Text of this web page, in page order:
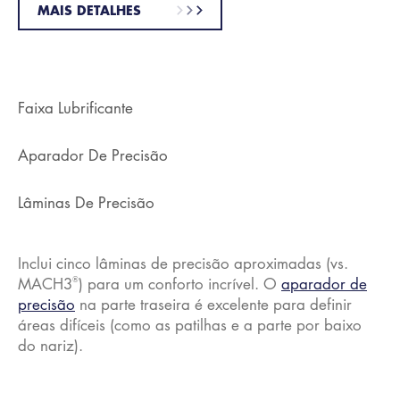
MAIS DETALHES
Faixa Lubrificante
Aparador De Precisão
Lâminas De Precisão
Inclui cinco lâminas de precisão aproximadas (vs.
MACH3®) para um conforto incrível. O aparador de
precisão na parte traseira é excelente para definir
áreas difíceis (como as patilhas e a parte por baixo
do nariz).